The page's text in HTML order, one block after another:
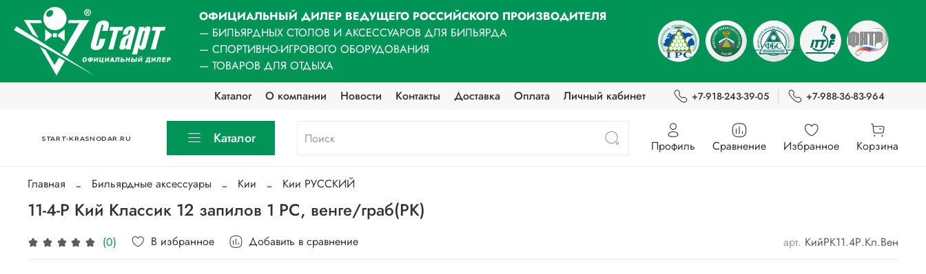
ОФИЦИАЛЬНЫЙ ДИЛЕР ВЕДУЩЕГО РОССИЙСКОГО ПРОИЗВОДИТЕЛЯ
— БИЛЬЯРДНЫХ СТОЛОВ И АКСЕССУАРОВ ДЛЯ БИЛЬЯРДА
— СПОРТИВНО-ИГРОВОГО ОБОРУДОВАНИЯ
— ТОВАРОВ ДЛЯ ОТДЫХА
Каталог
О компании Новости Контакты Доставка Оплата Личный кабинет +7-918-243-39-05 +7-988-36-83-964
START-KRASNODAR.RU Каталог Профиль Сравнение Избранное Корзина
Главная Бильярдные аксессуары Кии Кии РУССКИЙ
11-4-Р Кий Классик 12 запилов 1 РС, венге/граб(РК)
(0) В избранное Добавить в сравнение арт. КийРК11.4Р.Кл.Вен